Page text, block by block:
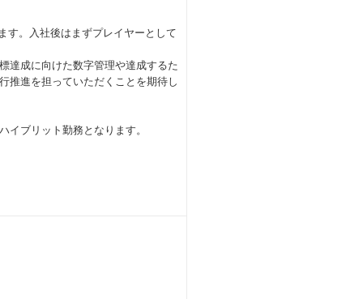
す。入社後はまずプレイヤーとして
達成に向けた数字管理や達成するた
推進を担っていただくことを期待し
ブリット勤務となります。